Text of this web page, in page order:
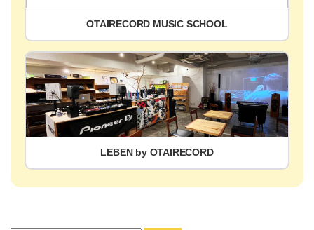
OTAIRECORD MUSIC SCHOOL
LEBEN by OTAIRECORD